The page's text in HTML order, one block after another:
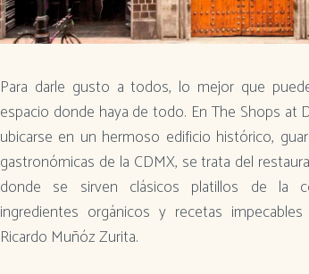
Para darle gusto a todos, lo mejor que
espacio donde haya de todo. En The Shops at
ubicarse en un hermoso edificio histórico,
gastronómicas de la CDMX, se trata del
donde se sirven clásicos platillos de la
ingredientes orgánicos y recetas
Ricardo Muñóz Zurita.